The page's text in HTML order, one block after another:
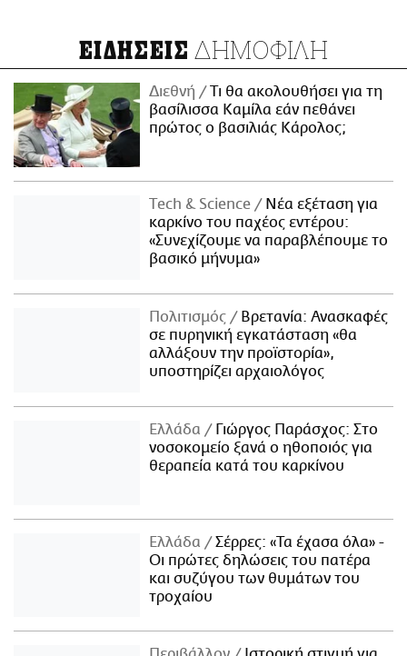
ΕΙΔΗΣΕΙΣ ΔΗΜΟΦΙΛΗ
Διεθνή
Τι θα ακολουθήσει για τη
βασίλισσα Καμίλα εάν πεθάνει
πρώτος ο βασιλιάς Κάρολος;
Τech & Science
Νέα εξέταση για
καρκίνο του παχέος εντέρου:
«Συνεχίζουμε να παραβλέπουμε το
βασικό μήνυμα»
Πολιτισμός
Βρετανία: Ανασκαφές
σε πυρηνική εγκατάσταση «θα
αλλάξουν την προϊστορία»,
υποστηρίζει αρχαιολόγος
Ελλάδα
Γιώργος Παράσχος: Στο
νοσοκομείο ξανά ο ηθοποιός για
θεραπεία κατά του καρκίνου
Ελλάδα
Σέρρες: «Τα έχασα όλα» -
Οι πρώτες δηλώσεις του πατέρα
και συζύγου των θυμάτων του
τροχαίου